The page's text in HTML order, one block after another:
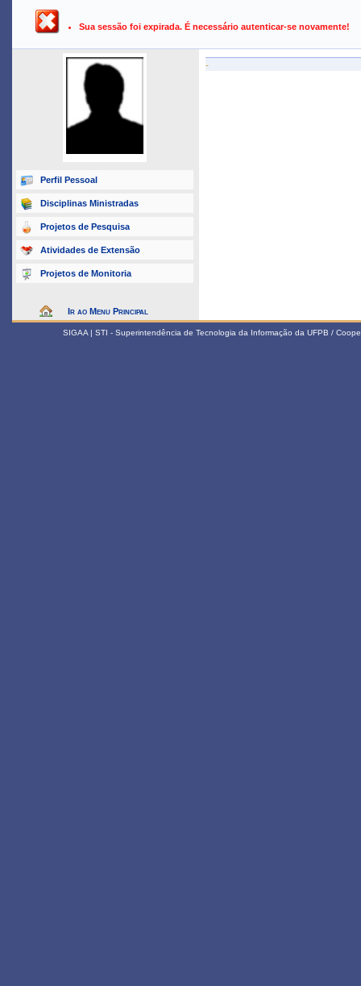
UFPB ›
Sua sessão foi expirada. É necessário autenticar-se novamente!
Perfil Pessoal
Disciplinas Ministradas
Projetos de Pesquisa
Atividades de Extensão
Projetos de Monitoria
Ir ao Menu Principal
-
SIGAA | STI - Superintendência de Tecnologia da Informação da UFPB /